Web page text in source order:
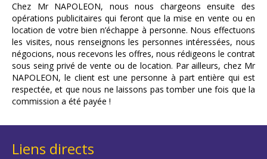
Chez Mr NAPOLEON, nous nous chargeons ensuite des
opérations publicitaires qui feront que la mise en vente ou en
location de votre bien n’échappe à personne. Nous effectuons
les visites, nous renseignons les personnes intéressées, nous
négocions, nous recevons les offres, nous rédigeons le contrat
sous seing privé de vente ou de location. Par ailleurs, chez Mr
NAPOLEON, le client est une personne à part entière qui est
respectée, et que nous ne laissons pas tomber une fois que la
commission a été payée !
Liens directs